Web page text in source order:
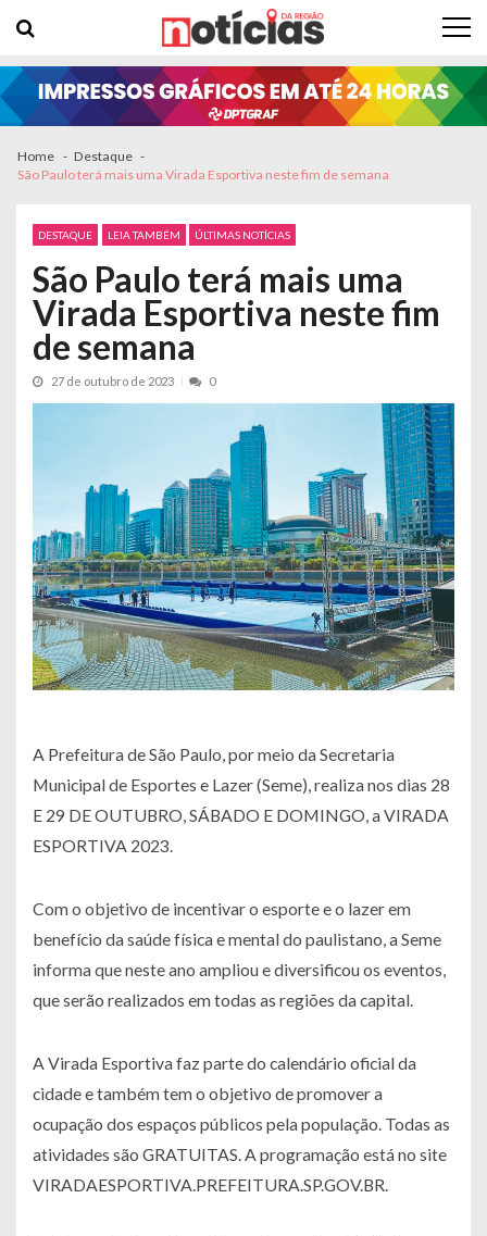
Home
Destaque
São Paulo terá mais uma Virada Esportiva neste fim de semana
DESTAQUE LEIA TAMBÉM ÚLTIMAS NOTÍCIAS
São Paulo terá mais uma
Virada Esportiva neste fim
de semana
27 de outubro de 2023 0
A Prefeitura de São Paulo, por meio da Secretaria
Municipal de Esportes e Lazer (Seme), realiza nos dias 28
E 29 DE OUTUBRO, SÁBADO E DOMINGO, a VIRADA
ESPORTIVA 2023.
Com o objetivo de incentivar o esporte e o lazer em
benefício da saúde física e mental do paulistano, a Seme
informa que neste ano ampliou e diversificou os eventos,
que serão realizados em todas as regiões da capital.
A Virada Esportiva faz parte do calendário oficial da
cidade e também tem o objetivo de promover a
ocupação dos espaços públicos pela população. Todas as
atividades são GRATUITAS. A programação está no site
VIRADAESPORTIVA.PREFEITURA.SP.GOV.BR.